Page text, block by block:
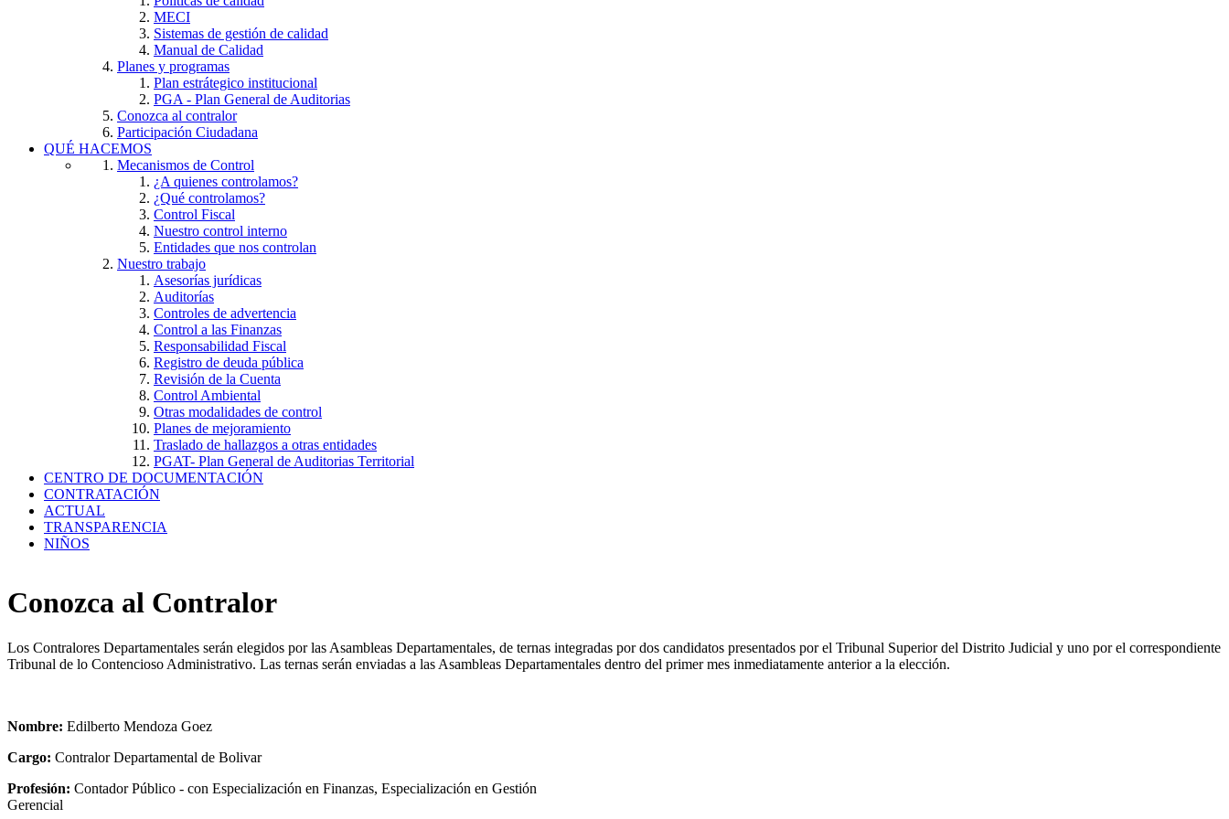
MECI
Sistemas de gestión de calidad
Manual de Calidad
Planes y programas
Plan estrátegico institucional
PGA - Plan General de Auditorias
Conozca al contralor
Participación Ciudadana
QUÉ HACEMOS
Mecanismos de Control
¿A quienes controlamos?
¿Qué controlamos?
Control Fiscal
Nuestro control interno
Entidades que nos controlan
Nuestro trabajo
Asesorías jurídicas
Auditorías
Controles de advertencia
Control a las Finanzas
Responsabilidad Fiscal
Registro de deuda pública
Revisión de la Cuenta
Control Ambiental
Otras modalidades de control
Planes de mejoramiento
Traslado de hallazgos a otras entidades
PGAT- Plan General de Auditorias Territorial
CENTRO DE DOCUMENTACIÓN
CONTRATACIÓN
ACTUAL
TRANSPARENCIA
NIÑOS
Conozca al Contralor
Los Contralores Departamentales serán elegidos por las Asambleas Departamentales, de ternas integradas por dos candidatos presentados por el Tribunal Superior del Distrito Judicial y uno por el correspondiente
Tribunal de lo Contencioso Administrativo. Las ternas serán enviadas a las Asambleas Departamentales dentro del primer mes inmediatamente anterior a la elección.
Nombre: Edilberto Mendoza Goez
Cargo: Contralor Departamental de Bolivar
Profesión: Contador Público - con Especialización en Finanzas, Especialización en Gestión
Gerencial